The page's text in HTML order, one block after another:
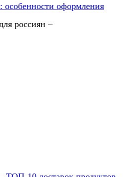
особенности оформления
россиян –